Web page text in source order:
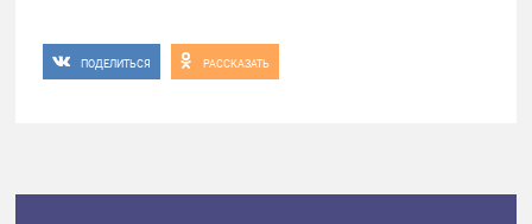
ПОДЕЛИТЬСЯ РАССКАЗАТЬ